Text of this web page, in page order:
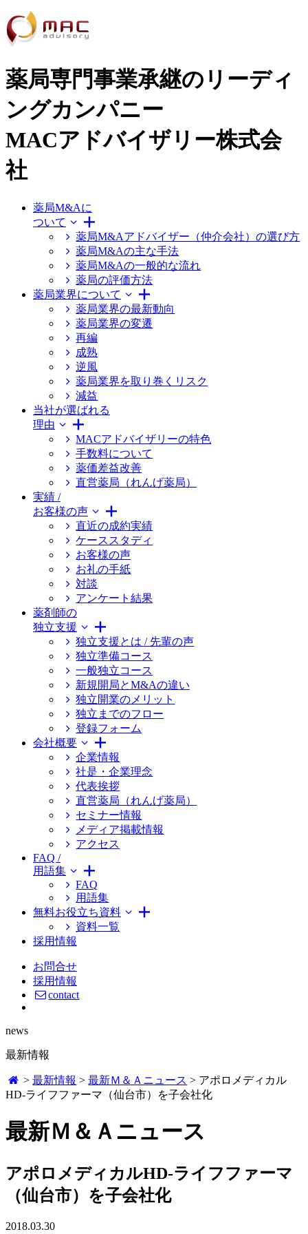
薬局専門事業承継のリーディ
ングカンパニー
MACアドバイザリー株式会
社
薬局M&Aに
ついて
薬局M&Aアドバイザー（仲介会社）の選び方
薬局M&Aの主な手法
薬局M&Aの一般的な流れ
薬局の評価方法
薬局業界について
薬局業界の最新動向
薬局業界の変遷
再編
成熟
逆風
薬局業界を取り巻くリスク
減益
当社が選ばれる
理由
MACアドバイザリーの特色
手数料について
薬価差益改善
直営薬局（れんげ薬局）
実績 /
お客様の声
直近の成約実績
ケーススタディ
お客様の声
お礼の手紙
対談
アンケート結果
薬剤師の
独立支援
独立支援とは / 先輩の声
独立準備コース
一般独立コース
新規開局とM&Aの違い
独立開業のメリット
独立までのフロー
登録フォーム
会社概要
企業情報
社是・企業理念
代表挨拶
直営薬局（れんげ薬局）
セミナー情報
メディア掲載情報
アクセス
FAQ /
用語集
FAQ
用語集
無料お役立ち資料
資料一覧
採用情報
お問合せ
採用情報
contact
news
最新情報
>最新情報 >最新Ｍ＆Ａニュース > アポロメディカル
HD-ライフファーマ（仙台市）を子会社化
最新Ｍ＆Ａニュース
アポロメディカルHD-ライフファーマ
（仙台市）を子会社化
2018.03.30